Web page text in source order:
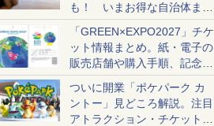
も！ いまお得な自治体まと
め
「GREEN×EXPO2027」チケ
ット情報まとめ。紙・電子の
販売店舗や購入手順、記念チ
ケットも解説
ついに開業「ポケパーク カ
ントー」見どころ解説。注目
アトラクション・チケット手